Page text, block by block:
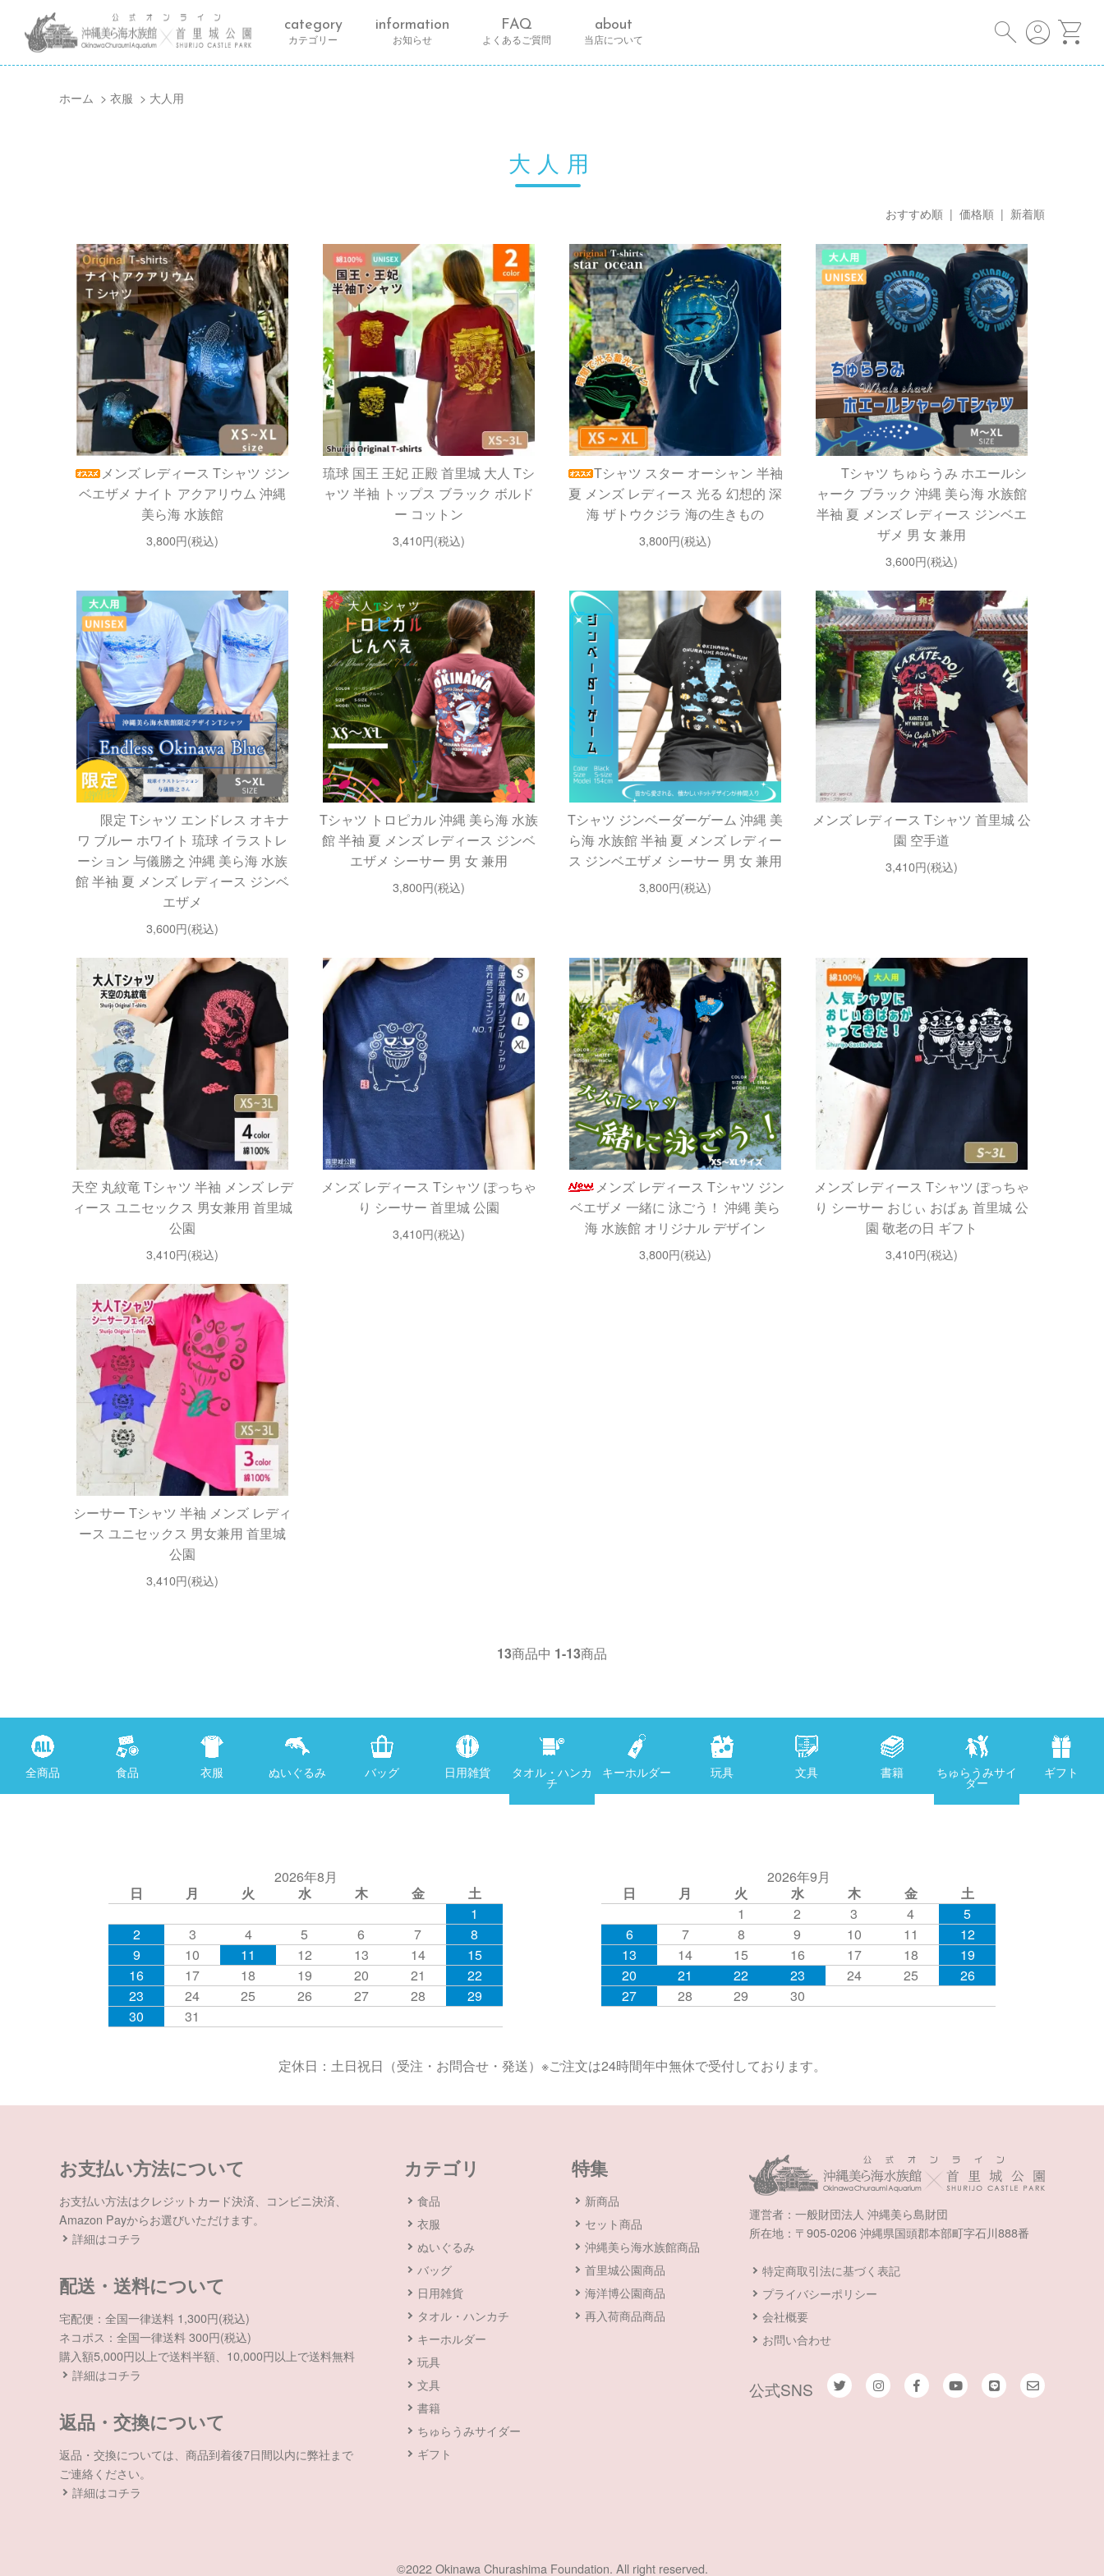
category
カテゴリー
information
お知らせ
FAQ
よくあるご質問
about
当店について search account_circle shopping_cart
ホーム > 衣服 > 大人用
大人用
おすすめ順 | 価格順 | 新着順
メンズ レディース Tシャツ ジン
ベエザメ ナイト アクアリウム 沖縄
美ら海 水族館
3,800円(税込)
琉球 国王 王妃 正殿 首里城 大人 Tシ
ャツ 半袖 トップス ブラック ボルド
ー コットン
3,410円(税込)
Tシャツ スター オーシャン 半袖
夏 メンズ レディース 光る 幻想的 深
海 ザトウクジラ 海の生きもの
3,800円(税込)
Tシャツ ちゅらうみ ホエールシ
ャーク ブラック 沖縄 美ら海 水族館
半袖 夏 メンズ レディース ジンベエ
ザメ 男 女 兼用
3,600円(税込)
限定 Tシャツ エンドレス オキナ
ワ ブルー ホワイト 琉球 イラストレ
ーション 与儀勝之 沖縄 美ら海 水族
館 半袖 夏 メンズ レディース ジンベ
エザメ
3,600円(税込)
Tシャツ トロピカル 沖縄 美ら海 水族
館 半袖 夏 メンズ レディース ジンベ
エザメ シーサー 男 女 兼用
3,800円(税込)
Tシャツ ジンベーダーゲーム 沖縄 美
ら海 水族館 半袖 夏 メンズ レディー
ス ジンベエザメ シーサー 男 女 兼用
3,800円(税込)
メンズ レディース Tシャツ 首里城 公
園 空手道
3,410円(税込)
天空 丸紋竜 Tシャツ 半袖 メンズ レデ
ィース ユニセックス 男女兼用 首里城
公園
3,410円(税込)
メンズ レディース Tシャツ ぽっちゃ
り シーサー 首里城 公園
3,410円(税込)
メンズ レディース Tシャツ ジン
ベエザメ 一緒に 泳ごう！ 沖縄 美ら
海 水族館 オリジナル デザイン
3,800円(税込)
メンズ レディース Tシャツ ぽっちゃ
り シーサー おじぃ おばぁ 首里城 公
園 敬老の日 ギフト
3,410円(税込)
シーサー Tシャツ 半袖 メンズ レディ
ース ユニセックス 男女兼用 首里城
公園
3,410円(税込)
13商品中 1-13商品
全商品 食品 衣服 ぬいぐるみ バッグ 日用雑貨 タオル・ハンカ
チ
キーホルダー 玩具 文具 書籍 ちゅらうみサイ
ダー
ギフト
2026年8月
日
月 火 水 木 金
土
1
2
3 4 5 6 7
8
9
10 11 12 13 14
15
16
17 18 19 20 21
22
23
24 25 26 27 28
29
30
31
2026年9月
日
月 火 水 木 金
土
1
2 3 4
5
6
7 8 9 10 11
12
13
14 15 16 17 18
19
20
21 22 23 24 25
26
27
28 29 30
定休日：土日祝日（受注・お問合せ・発送）※ご注文は24時間年中無休で受付しております。
お支払い方法について
お支払い方法はクレジットカード決済、コンビニ決済、
Amazon Payからお選びいただけます。
詳細はコチラ
配送・送料について
宅配便：全国一律送料 1,300円(税込)
ネコポス：全国一律送料 300円(税込)
購入額5,000円以上で送料半額、10,000円以上で送料無料
詳細はコチラ
返品・交換について
返品・交換については、商品到着後7日間以内に弊社まで
ご連絡ください。
詳細はコチラ
カテゴリ
食品
衣服
ぬいぐるみ
バッグ
日用雑貨
タオル・ハンカチ
キーホルダー
玩具
文具
書籍
ちゅらうみサイダー
ギフト
特集
新商品
セット商品
沖縄美ら海水族館商品
首里城公園商品
海洋博公園商品
再入荷商品商品
運営者：一般財団法人 沖縄美ら島財団
所在地：〒905-0206 沖縄県国頭郡本部町字石川888番
特定商取引法に基づく表記
プライバシーポリシー
会社概要
お問い合わせ
公式SNS
©2022 Okinawa Churashima Foundation. All right reserved.